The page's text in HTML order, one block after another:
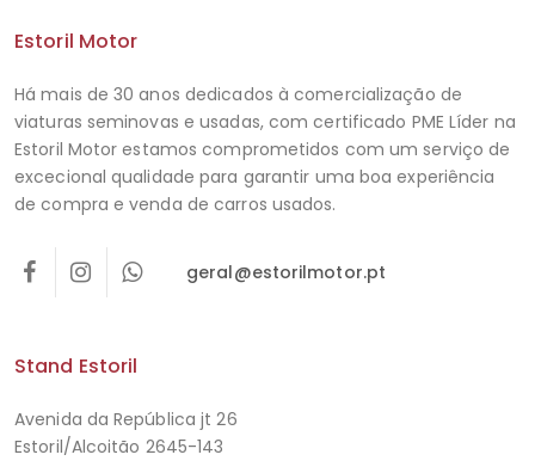
Estoril Motor
Há mais de 30 anos dedicados à comercialização de
viaturas seminovas e usadas, com certificado PME Líder na
Estoril Motor estamos comprometidos com um serviço de
excecional qualidade para garantir uma boa experiência
de compra e venda de carros usados.
geral@estorilmotor.pt
Stand Estoril
Avenida da República jt 26
Estoril/Alcoitão 2645-143